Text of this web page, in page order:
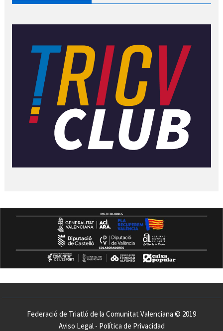
Federació de Triatló de la Comunitat Valenciana © 2019
Aviso Legal- Política de Privacidad